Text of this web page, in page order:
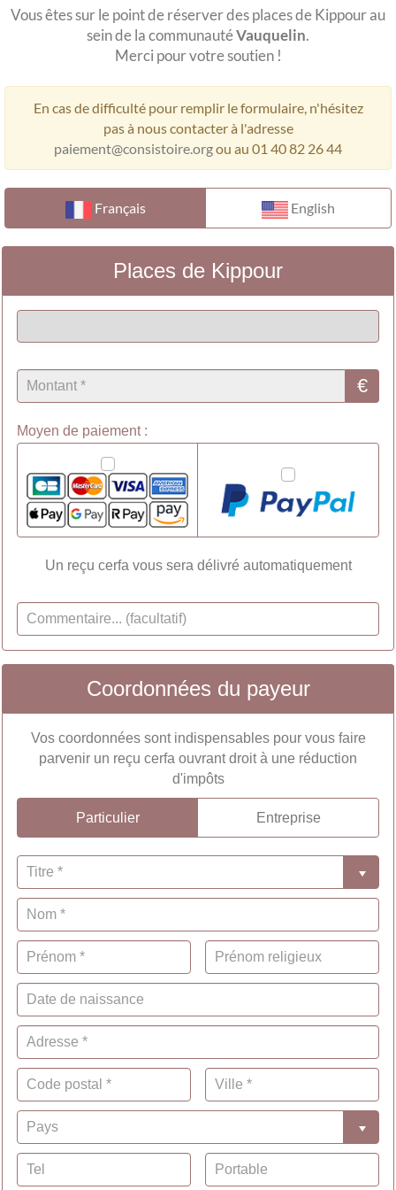
Vous êtes sur le point de réserver des places de Kippour au
sein de la communautéVauquelin.
Merci pour votre soutien !
En cas de difficulté pour remplir le formulaire, n'hésitez
pas à nous contacter à l'adresse
paiement@consistoire.orgou au 01 40 82 26 44
Français English
Places de Kippour
€
Moyen de paiement :
Un reçu cerfa vous sera délivré automatiquement
Coordonnées du payeur
Vos coordonnées sont indispensables pour vous faire
parvenir un reçu cerfa ouvrant droit à une réduction
d'impôts
Particulier Entreprise